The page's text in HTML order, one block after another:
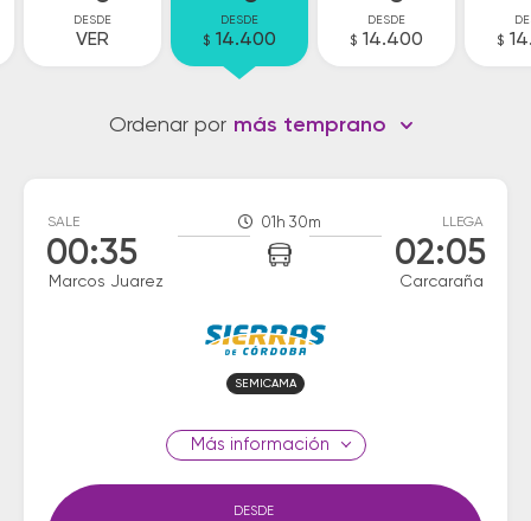
DESDE
VER
DESDE
$ 14.400
DESDE
$ 14.400 $
Ordenar por más temprano
SALE
00:35
Marcos Juarez
01h 30m LLEGA
02:05
Carcaraña
SEMICAMA
información
DESDE